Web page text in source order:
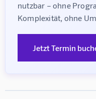
nutzbar – ohne
Komplexität, ohne
Jetzt Termin